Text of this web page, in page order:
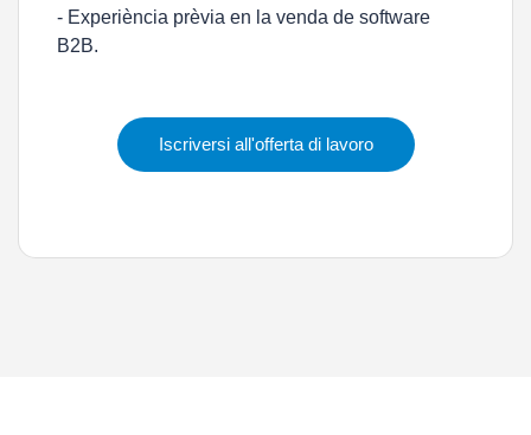
- Experiència prèvia en la venda de software
B2B.
Iscriversi all'offerta di lavoro